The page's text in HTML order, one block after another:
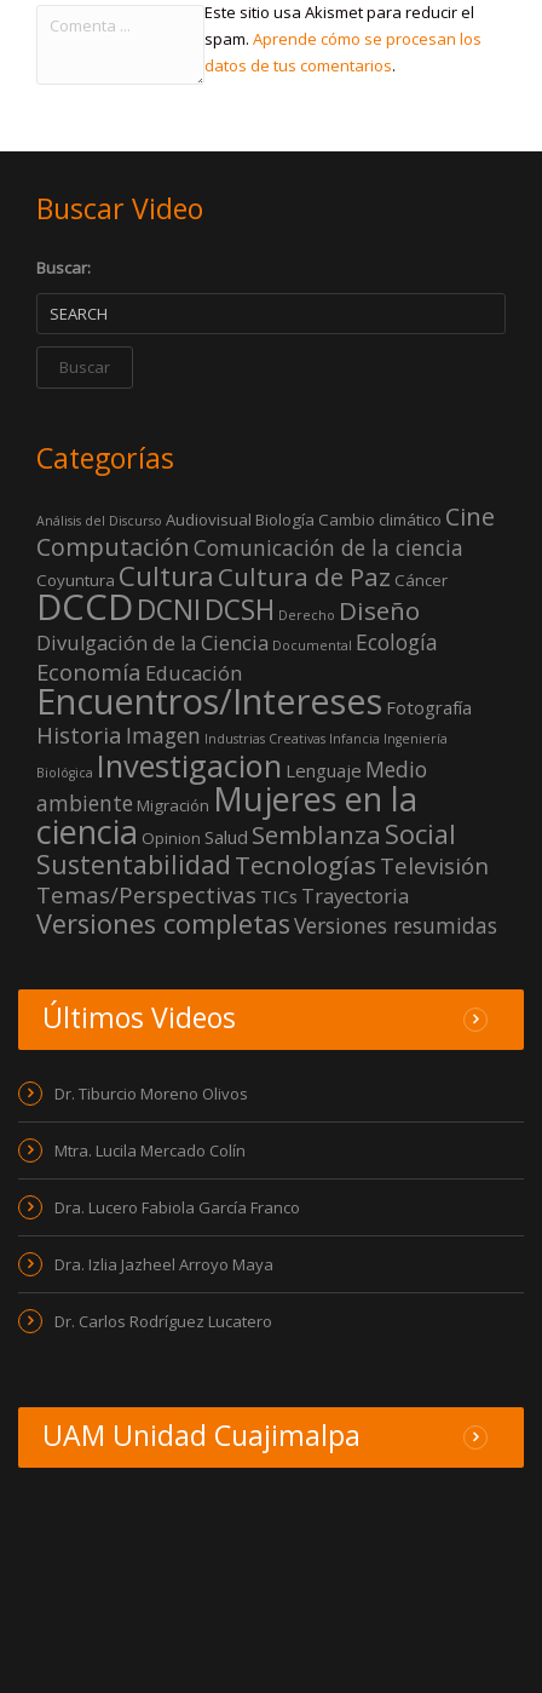
Este sitio usa Akismet para reducir el
spam. Aprende cómo se procesan los
datos de tus comentarios.
Buscar Video
Buscar:
Categorías
Análisis del Discurso Audiovisual Biología Cambio climático Cine
Computación Comunicación de la ciencia
Coyuntura Cultura Cultura de Paz Cáncer
DCCDDCNI DCSH Derecho Diseño
Divulgación de la Ciencia Documental Ecología
Economía Educación
Encuentros/Intereses Fotografía
Historia Imagen Industrias Creativas Infancia Ingeniería
Biológica Investigacion Lenguaje Medio
ambiente Migración Mujeres en la
ciencia Opinion Salud Semblanza Social
Sustentabilidad Tecnologías Televisión
Temas/Perspectivas TICs Trayectoria
Versiones completasVersiones resumidas
Últimos Videos
Dr. Tiburcio Moreno Olivos
Mtra. Lucila Mercado Colín
Dra. Lucero Fabiola García Franco
Dra. Izlia Jazheel Arroyo Maya
Dr. Carlos Rodríguez Lucatero
UAM Unidad Cuajimalpa